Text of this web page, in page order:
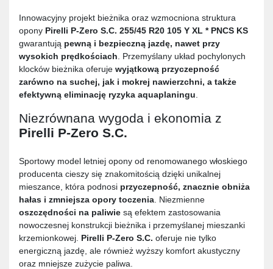
Innowacyjny projekt bieżnika oraz wzmocniona struktura
opony Pirelli P-Zero S.C. 255/45 R20 105 Y XL * PNCS KS
gwarantują pewną i bezpieczną jazdę, nawet przy
wysokich prędkościach . Przemyślany układ pochylonych
klocków bieżnika oferuje wyjątkową przyczepność
zarówno na suchej, jak i mokrej nawierzchni, a także
efektywną eliminację ryzyka aquaplaningu
Niezrównana wygoda i ekonomia z
Pirelli P-Zero S.C.
Sportowy model letniej opony od renomowanego włoskiego
producenta cieszy się znakomitością dzięki unikalnej
mieszance, która podnosi przyczepność, znacznie obniża
hałas i zmniejsza opory toczenia . Niezmienne
oszczędności na paliwie są efektem zastosowania
nowoczesnej konstrukcji bieżnika i przemyślanej mieszanki
krzemionkowej. Pirelli P-Zero S.C. oferuje nie tylko
energiczną jazdę, ale również wyższy komfort akustyczny
oraz mniejsze zużycie paliwa.